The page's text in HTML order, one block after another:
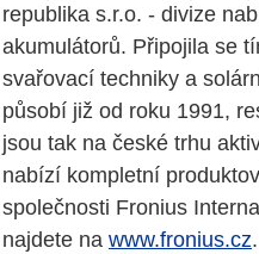
republika s.r.o. - divize
akumulátorů. Připojila se
svařovací techniky a
působí již od roku 1991,
jsou tak na české trhu
nabízí kompletní
společnosti Fronius
najdete na www.fronius.cz.